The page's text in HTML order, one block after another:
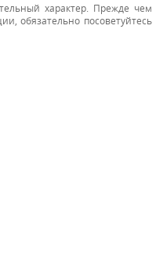
характер. Прежде чем
обязательно посоветуйтесь